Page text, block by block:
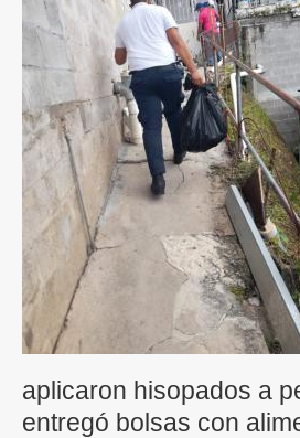
aplicaron hisopados a
entregó bolsas con